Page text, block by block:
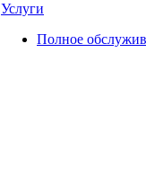
Услуги
Полное